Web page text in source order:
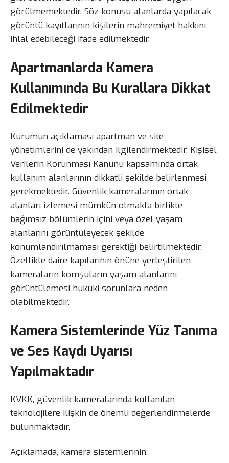
görülmemektedir. Söz konusu alanlarda yapılacak
görüntü kayıtlarının kişilerin mahremiyet hakkını
ihlal edebileceği ifade edilmektedir.
Apartmanlarda Kamera
Kullanımında Bu Kurallara Dikkat
Edilmektedir
Kurumun açıklaması apartman ve site
yönetimlerini de yakından ilgilendirmektedir. Kişisel
Verilerin Korunması Kanunu kapsamında ortak
kullanım alanlarının dikkatli şekilde belirlenmesi
gerekmektedir. Güvenlik kameralarının ortak
alanları izlemesi mümkün olmakla birlikte
bağımsız bölümlerin içini veya özel yaşam
alanlarını görüntüleyecek şekilde
konumlandırılmaması gerektiği belirtilmektedir.
Özellikle daire kapılarının önüne yerleştirilen
kameraların komşuların yaşam alanlarını
görüntülemesi hukuki sorunlara neden
olabilmektedir.
Kamera Sistemlerinde Yüz Tanıma
ve Ses Kaydı Uyarısı
Yapılmaktadır
KVKK, güvenlik kameralarında kullanılan
teknolojilere ilişkin de önemli değerlendirmelerde
bulunmaktadır.
Açıklamada, kamera sistemlerinin: